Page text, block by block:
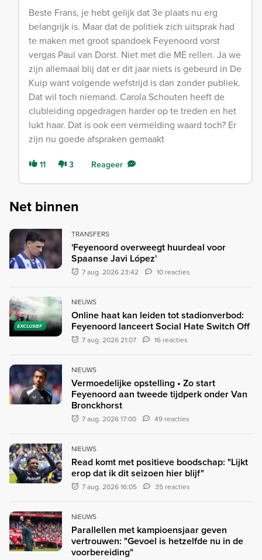
Beste Frans, je hebt gelijk dat 3e plaats nu erg
belangrijk is. Maar dat de politiek zich uitsprak had
te maken met groot spandoek Feyenoord vorst
vergas Paul van Dorst. Niet met die ME rellen. Ja we
zijn allemaal blij dat er dit jaar niets is gebeurd in De
Kuip want volgende wefstrijd is dan zonder publiek.
Dat wil toch niemand. Carola Schouten heeft de
clubleiding opgedragen harder op te treden en het
lukt haar. Dat is ook een vermelding waard toch? Er
zijn nu goede afspraken gemaakt
11 3 Reageer
Net binnen
TRANSFERS
'Feyenoord overweegt huurdeal voor
Spaanse Javi López'
7 aug. 2026 23:42 10 reacties
EXCLUSIEF
NIEUWS
Online haat kan leiden tot stadionverbod:
Feyenoord lanceert Social Hate Switch Off
7 aug. 2026 21:07 16 reacties
NIEUWS
Vermoedelijke opstelling • Zo start
Feyenoord aan tweede tijdperk onder Van
Bronckhorst
7 aug. 2026 17:00 49 reacties
NIEUWS
Read komt met positieve boodschap: "Lijkt
erop dat ik dit seizoen hier blijf"
7 aug. 2026 16:05 35 reacties
NIEUWS
Parallellen met kampioensjaar geven
vertrouwen: "Gevoel is hetzelfde nu in de
voorbereiding"